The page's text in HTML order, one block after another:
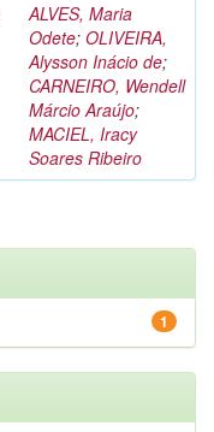
ALVES, Maria
Odete; OLIVEIRA,
Alysson Inácio de;
CARNEIRO, Wendell
Márcio Araújo;
MACIEL, Iracy
Soares Ribeiro
1